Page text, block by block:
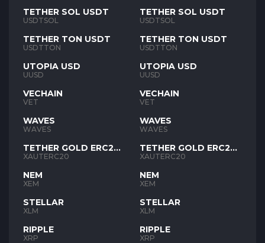
TETHER SOL USDT
USDTSOL
TETHER TON USDT
USDTTON
UTOPIA USD
UUSD
VECHAIN
VET
WAVES
WAVES
TETHER GOLD ERC20
XAUT
XAUTERC20
NEM
XEM
STELLAR
XLM
RIPPLE
XRP
TETHER SOL USDT
USDTSOL
TETHER TON USDT
USDTTON
UTOPIA USD
UUSD
VECHAIN
VET
WAVES
WAVES
TETHER GOLD ERC20
XAUT
XAUTERC20
NEM
XEM
STELLAR
XLM
RIPPLE
XRP